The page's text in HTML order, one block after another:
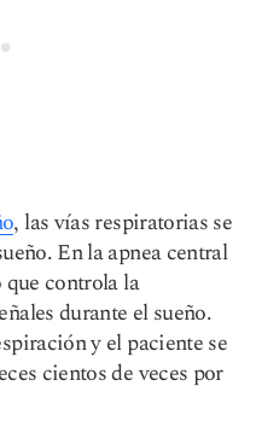
, las vías respiratorias se
En la apnea central
controla la
durante el sueño.
y el paciente se
cientos de veces por